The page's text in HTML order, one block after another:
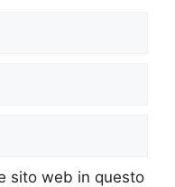
sito web in questo